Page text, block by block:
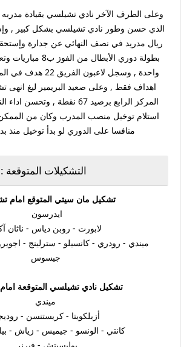
وعلى الطرف الآخر نادي تشيلسي بقيادة
الذي حسن وطور نادي تشيلسي بشكل كبير ,
ريال مدريد في نصف النهائي عن جدارة
بطولة دوري الأبطال
اهداف فقط , وعلى صعيد البريمير ليغ
المركز الرابع برصيد 67 نقطة ,
استلام توخيل منصب المدرب وكان من
منافسا على الدوري لو بدأ توخيل منذ
التشكيلات المتوقعة :
تشكيل مان سيتي المتوقع امام
ايدرسون
لابورت - روبن دياس - ناثان
ميندي - رودري - كانسيلو - سترلينج -
جيسوس
تشكيل نادي تشيلسي المتوقعة
ميندي
أزبلكويتا - كريستنسن -
كانتي - الونسو - جيميس - زياش -